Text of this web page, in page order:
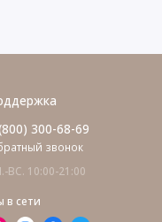
300-68-69
звонок
ВС. 10:00-21:00
в сети